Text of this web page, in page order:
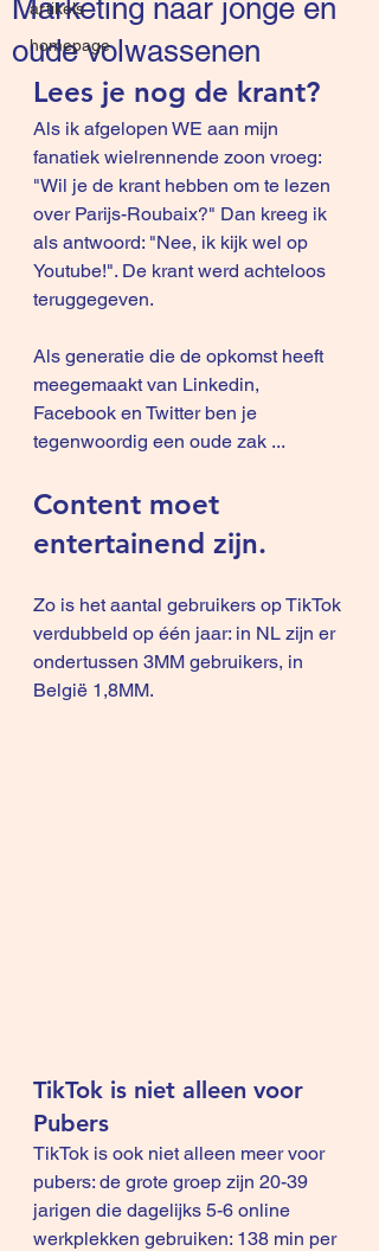
artikels
homepage
Marketing naar jonge en
oude volwassenen
Lees je nog de krant?
Als ik afgelopen WE aan mijn
fanatiek wielrennende zoon vroeg:
"Wil je de krant hebben om te lezen
over Parijs-Roubaix?" Dan kreeg ik
als antwoord: "Nee, ik kijk wel op
Youtube!". De krant werd achteloos
teruggegeven.
Als generatie die de opkomst heeft
meegemaakt van Linkedin,
Facebook en Twitter ben je
tegenwoordig een oude zak ...
Content moet
entertainend zijn.
Zo is het aantal gebruikers op TikTok
verdubbeld op één jaar: in NL zijn er
ondertussen 3MM gebruikers, in
België 1,8MM.
TikTok is niet alleen voor
Pubers
TikTok is ook niet alleen meer voor
pubers: de grote groep zijn 20-39
jarigen die dagelijks 5-6 online
werkplekken gebruiken: 138 min per